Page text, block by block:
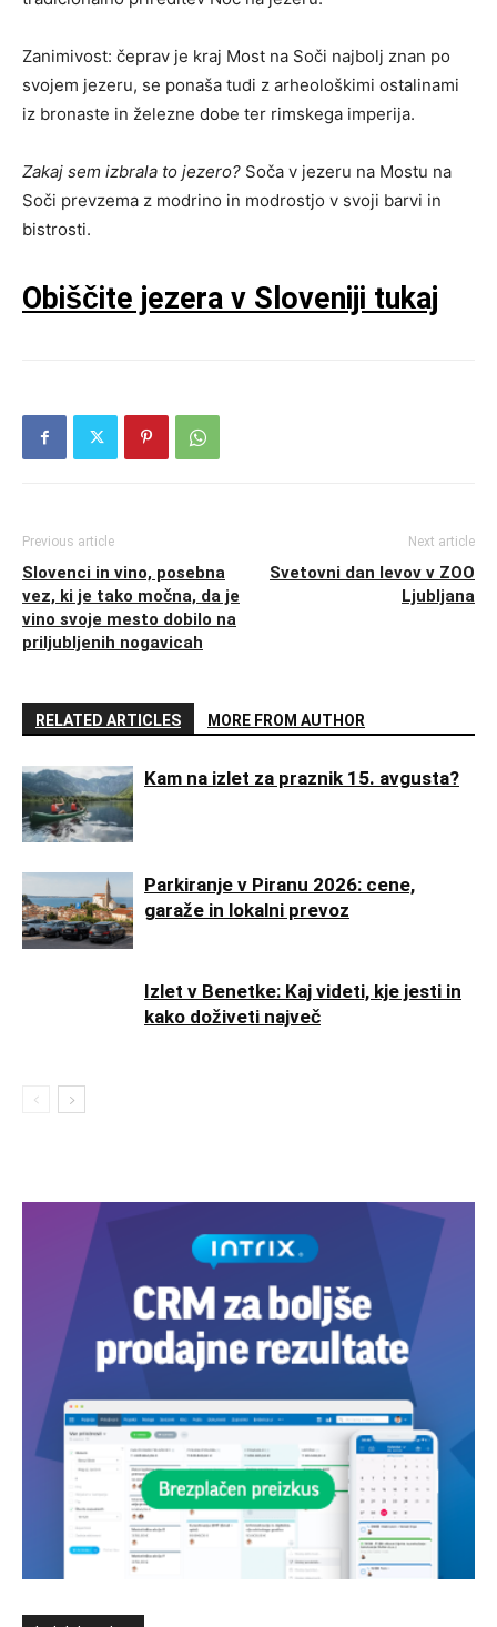
Zanimivost: čeprav je kraj Most na Soči najbolj znan po
svojem jezeru, se ponaša tudi z arheološkimi ostalinami
iz bronaste in železne dobe ter rimskega imperija.
Zakaj sem izbrala to jezero? Soča v jezeru na Mostu na
Soči prevzema z modrino in modrostjo v svoji barvi in
bistrosti.
Obiščite jezera v Sloveniji tukaj
Previous article
Slovenci in vino, posebna
vez, ki je tako močna, da je
vino svoje mesto dobilo na
priljubljenih nogavicah
Next article
Svetovni dan levov v ZOO
Ljubljana
RELATED ARTICLES MORE FROM AUTHOR
Kam na izlet za praznik 15. avgusta?
Parkiranje v Piranu 2026: cene,
garaže in lokalni prevoz
Izlet v Benetke: Kaj videti, kje jesti in
kako doživeti največ